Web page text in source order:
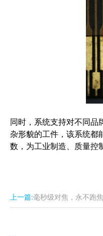
同时，系统支持对不同品
杂形貌的工件，该系统都
数，为工业制造、质量控
上一篇:毫秒级对焦，永不跑